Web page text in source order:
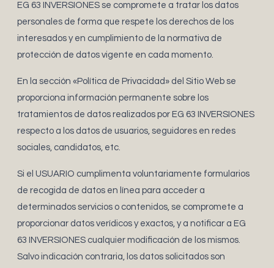
EG 63 INVERSIONES se compromete a tratar los datos
personales de forma que respete los derechos de los
interesados y en cumplimiento de la normativa de
protección de datos vigente en cada momento.
En la sección «Política de Privacidad» del Sitio Web se
proporciona información permanente sobre los
tratamientos de datos realizados por EG 63 INVERSIONES
respecto a los datos de usuarios, seguidores en redes
sociales, candidatos, etc.
Si el USUARIO cumplimenta voluntariamente formularios
de recogida de datos en línea para acceder a
determinados servicios o contenidos, se compromete a
proporcionar datos verídicos y exactos, y a notificar a EG
63 INVERSIONES cualquier modificación de los mismos.
Salvo indicación contraria, los datos solicitados son